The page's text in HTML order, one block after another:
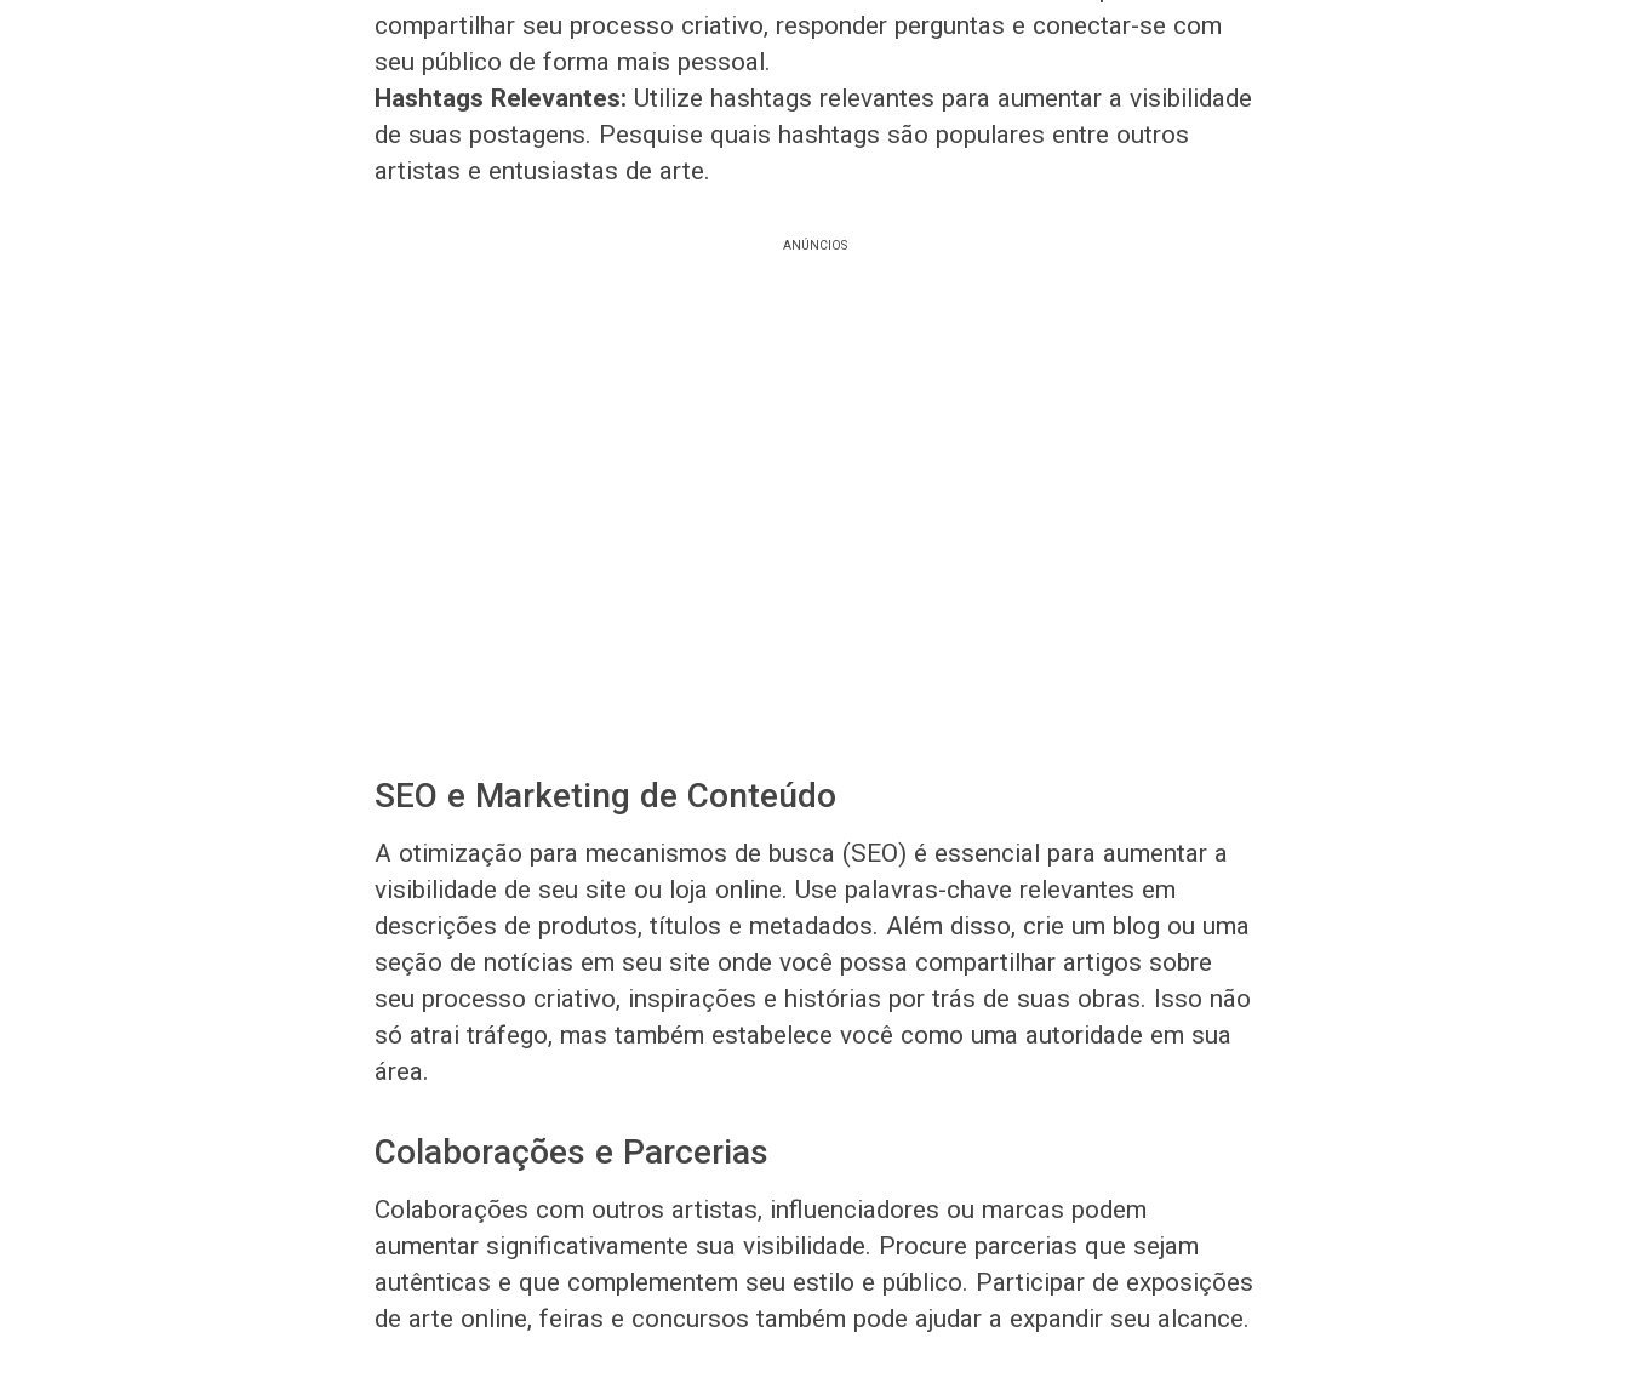
compartilhar seu processo criativo, responder perguntas e conectar-se com
seu público de forma mais pessoal.
Hashtags Relevantes: Utilize hashtags relevantes para aumentar a visibilidade
de suas postagens. Pesquise quais hashtags são populares entre outros
artistas e entusiastas de arte.
ANÚNCIOS
SEO e Marketing de Conteúdo
A otimização para mecanismos de busca (SEO) é essencial para aumentar a
visibilidade de seu site ou loja online. Use palavras-chave relevantes em
descrições de produtos, títulos e metadados. Além disso, crie um blog ou uma
seção de notícias em seu site onde você possa compartilhar artigos sobre
seu processo criativo, inspirações e histórias por trás de suas obras. Isso não
só atrai tráfego, mas também estabelece você como uma autoridade em sua
área.
Colaborações e Parcerias
Colaborações com outros artistas, influenciadores ou marcas podem
aumentar significativamente sua visibilidade. Procure parcerias que sejam
autênticas e que complementem seu estilo e público. Participar de exposições
de arte online, feiras e concursos também pode ajudar a expandir seu alcance.